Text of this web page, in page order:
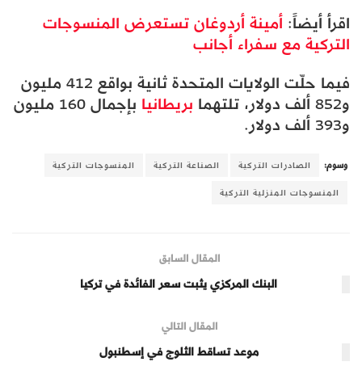
اقرأ أيضاً:أمينة أردوغان تستعرض المنسوجات
التركية مع سفراء أجانب
فيما حلّت الولايات المتحدة ثانية بواقع 412 مليون
و852 ألف دولار، تلتهما بريطانيا بإجمال 160 مليون
و393 ألف دولار.
وسوم: الصادرات التركية الصناعة التركية
المنسوجات التركية
المنسوجات المنزلية التركية
المقال السابق
البنك المركزي يثبت سعر الفائدة في تركيا
المقال التالي
موعد تساقط الثلوج في إسطنبول